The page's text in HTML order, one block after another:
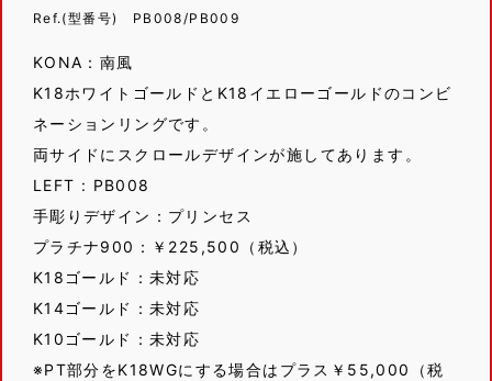
Ref.(型番号) PB008/PB009
KONA：南風
K18ホワイトゴールドとK18イエローゴールドのコンビ
ネーションリングです。
両サイドにスクロールデザインが施してあります。
LEFT : PB008
手彫りデザイン：プリンセス
プラチナ900：￥225,500（税込）
K18ゴールド：未対応
K14ゴールド：未対応
K10ゴールド：未対応
※PT部分をK18WGにする場合はプラス￥55,000（税